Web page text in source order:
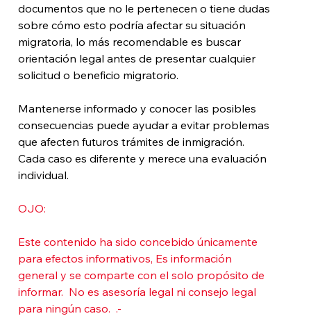
documentos que no le pertenecen o tiene dudas
sobre cómo esto podría afectar su situación
migratoria, lo más recomendable es buscar
orientación legal antes de presentar cualquier
solicitud o beneficio migratorio.
Mantenerse informado y conocer las posibles
consecuencias puede ayudar a evitar problemas
que afecten futuros trámites de inmigración.
Cada caso es diferente y merece una evaluación
individual.
OJO:
Este contenido ha sido concebido únicamente
para efectos informativos, Es información
general y se comparte con el solo propósito de
informar.  No es asesoría legal ni consejo legal
para ningún caso.  .-